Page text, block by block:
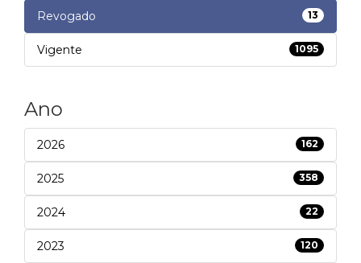
Revogado 13
Vigente 1095
Ano
2026 162
2025 358
2024 22
2023 120